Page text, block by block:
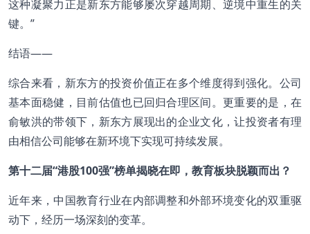
这种凝聚力正是新东方能够屡次穿越周期、逆境中重生的关
键。”
结语——
综合来看，新东方的投资价值正在多个维度得到强化。公司
基本面稳健，目前估值也已回归合理区间。更重要的是，在
俞敏洪的带领下，新东方展现出的企业文化，让投资者有理
由相信公司能够在新环境下实现可持续发展。
第十二届“港股100强”榜单揭晓在即，教育板块脱颖而出？
近年来，中国教育行业在内部调整和外部环境变化的双重驱
动下，经历一场深刻的变革。